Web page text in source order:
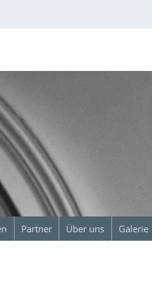
Partner Über uns Galerie